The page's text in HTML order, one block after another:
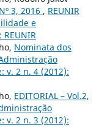
3, 2016 , REUNIR
e
Nominata dos
v. 2 n. 4 (2012):
EDITORIAL – Vol.2,
v. 2 n. 3 (2012):